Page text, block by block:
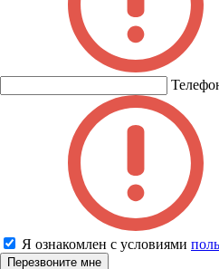
Я ознакомлен с условиями